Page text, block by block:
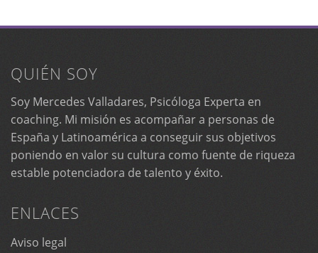
QUIÉN SOY
Soy Mercedes Valladares, Psicóloga Experta en
coaching. Mi misión es acompañar a personas de
España y Latinoamérica a conseguir sus objetivos
poniendo en valor su cultura como fuente de riqueza
estable potenciadora de talento y éxito.
ENLACES
Aviso legal